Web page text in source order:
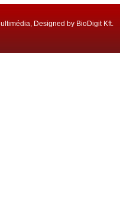
Designed by BioDigit Kft.